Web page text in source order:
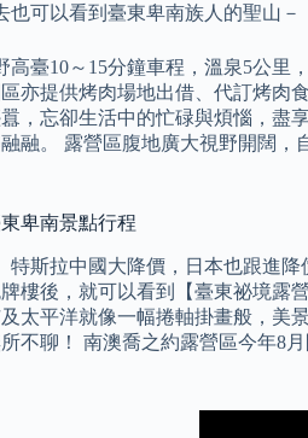
可以看到臺東卑南族人的聖山－
臺10～15分鐘車程，溫泉5公里
亦提供烤肉場地出借、代訂烤肉
，忘卻生活中的忙碌與煩惱，盡
融。 露營區腹地廣大視野開闊
卑南景點行程
特斯拉中國大降價，日本也跟進
樓後，就可以看到【臺東祕境露
太平洋就像一幅捲軸掛畫般，美
不聊！ 南澳喬之約露營區今年8